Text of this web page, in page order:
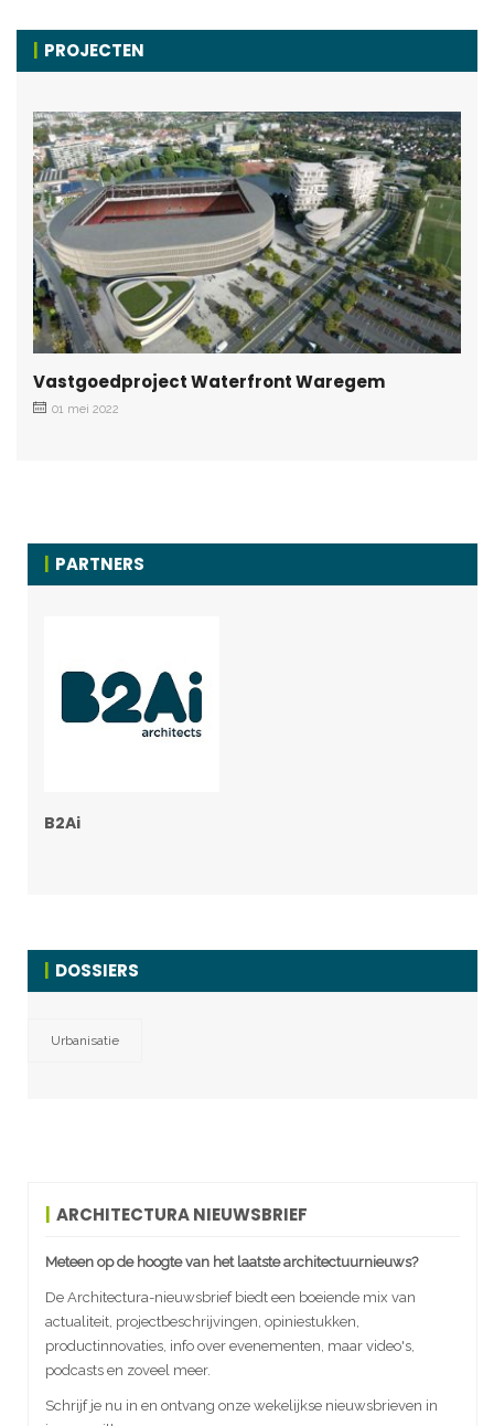
PROJECTEN
Vastgoedproject Waterfront Waregem
01 mei 2022
PARTNERS
B2Ai
DOSSIERS
Urbanisatie
ARCHITECTURA NIEUWSBRIEF
Meteen op de hoogte van het laatste architectuurnieuws?
De Architectura-nieuwsbrief biedt een boeiende mix van
actualiteit, projectbeschrijvingen, opiniestukken,
productinnovaties, info over evenementen, maar video's,
podcasts en zoveel meer.
Schrijf je nu in en ontvang onze wekelijkse nieuwsbrieven in